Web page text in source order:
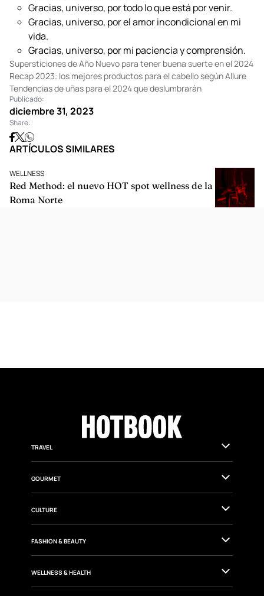
Gracias, universo, por todo lo que está por venir.
Gracias, universo, por el amor incondicional en mi
vida.
Gracias, universo, por mi paciencia y comprensión.
Supersticiones de Año Nuevo para tener buena suerte en el 2024
Recap 2023: los mejores productos para el cabello según Allure
Tendencias de uñas para el 2024 que deslumbrarán
Publicado:
diciembre 31, 2023
Share:
ARTÍCULOS SIMILARES
WELLNESS
Red Method: el nuevo HOT spot wellness de la
Roma Norte
TRAVEL
GOURMET
CULTURE
FASHION & BEAUTY
WELLNESS & HEALTH